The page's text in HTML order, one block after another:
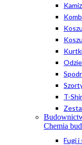
T-
Chemia
Fugi i